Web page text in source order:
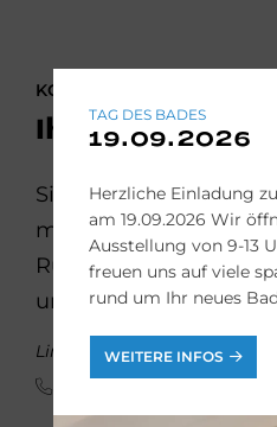
KONTAKTIEREN SIE UNS
Ihr Weg
Sie möchten Ihr
modernisieren? Wir
Rufen Sie uns
uns eine Online-
Linda Fabry, Badplanerin
TAG DES BADES
19.09.2026
Herzliche Einladung
am 19.09.2026 Wir
Ausstellung von 9-13
freuen uns auf viele
rund um Ihr neues
WEITERE INFOS